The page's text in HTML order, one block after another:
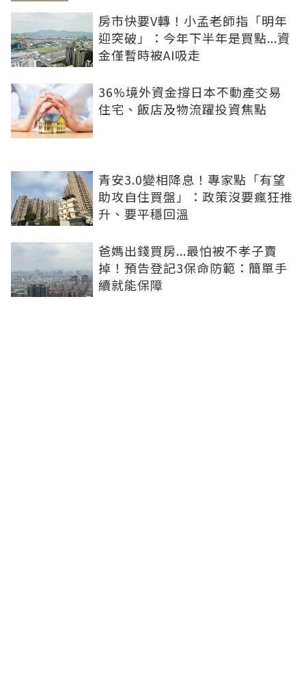
房市快要V轉！小孟老師指「明年
迎突破」：今年下半年是買點...資
金僅暫時被AI吸走
36%境外資金撐日本不動產交易
住宅、飯店及物流躍投資焦點
青安3.0變相降息！專家點「有望
助攻自住買盤」：政策沒要瘋狂推
升、要平穩回溫
爸媽出錢買房...最怕被不孝子賣
掉！預告登記3保命防範：簡單手
續就能保障